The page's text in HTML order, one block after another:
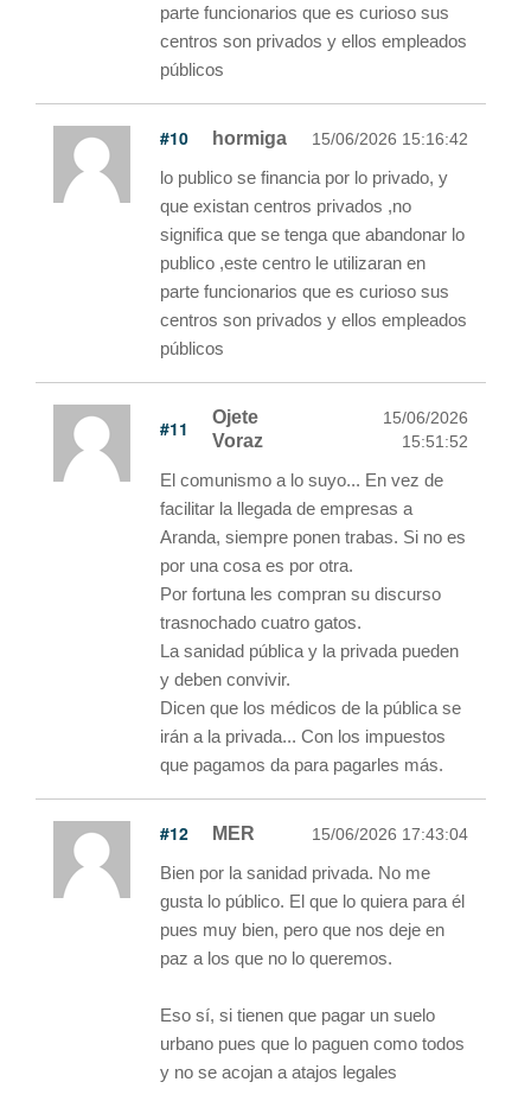
parte funcionarios que es curioso sus
centros son privados y ellos empleados
públicos
#10 hormiga 15/06/2026 15:16:42
lo publico se financia por lo privado, y
que existan centros privados ,no
significa que se tenga que abandonar lo
publico ,este centro le utilizaran en
parte funcionarios que es curioso sus
centros son privados y ellos empleados
públicos
#11
Ojete
Voraz
15/06/2026
15:51:52
El comunismo a lo suyo... En vez de
facilitar la llegada de empresas a
Aranda, siempre ponen trabas. Si no es
por una cosa es por otra.
Por fortuna les compran su discurso
trasnochado cuatro gatos.
La sanidad pública y la privada pueden
y deben convivir.
Dicen que los médicos de la pública se
irán a la privada... Con los impuestos
que pagamos da para pagarles más.
#12 MER 15/06/2026 17:43:04
Bien por la sanidad privada. No me
gusta lo público. El que lo quiera para él
pues muy bien, pero que nos deje en
paz a los que no lo queremos.
Eso sí, si tienen que pagar un suelo
urbano pues que lo paguen como todos
y no se acojan a atajos legales